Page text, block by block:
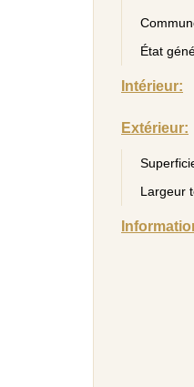
État
Intérieur:
Extérieur:
Largeur